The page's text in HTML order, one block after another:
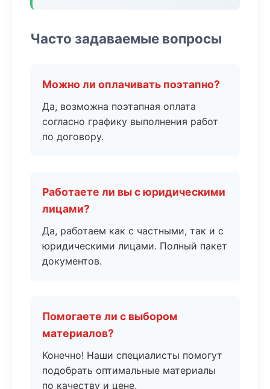
Часто задаваемые вопросы
Можно ли оплачивать поэтапно?
Да, возможна поэтапная оплата
согласно графику выполнения работ
по договору.
Работаете ли вы с юридическими
лицами?
Да, работаем как с частными, так и с
юридическими лицами. Полный пакет
документов.
Помогаете ли с выбором
материалов?
Конечно! Наши специалисты помогут
подобрать оптимальные материалы
по качеству и цене.